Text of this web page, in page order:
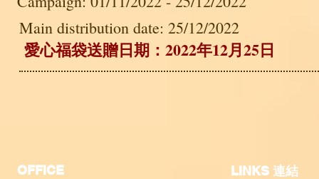
Main distribution date: 25/12/2022
愛心福袋送贈日期：2022年12月25日
OFFICE ​LINKS 連結